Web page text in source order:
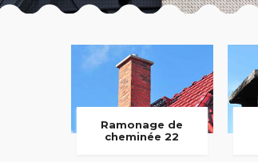
Ramonage de
cheminée 22